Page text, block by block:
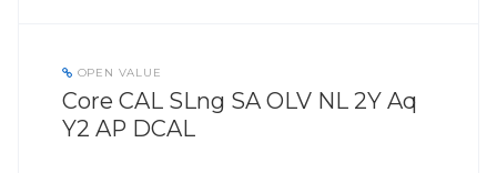
OPEN VALUE
Core CAL SLng SA OLV NL 2Y Aq
Y2 AP DCAL